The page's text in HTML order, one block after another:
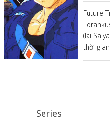
Future
(lai
thời
Series